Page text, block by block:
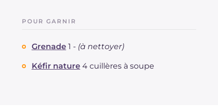
POUR GARNIR
Grenade 1 - (à nettoyer)
Kéfir nature 4 cuillères à soupe